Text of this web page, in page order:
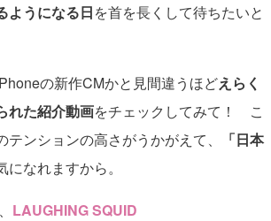
ようになる日を首を長くして待ちたいと
の新作CMかと見間違うほどえらく
れた紹介動画をチェックしてみて！ こ
ンションの高さがうかがえて、
「日本
になれますから。
LAUGHING SQUID